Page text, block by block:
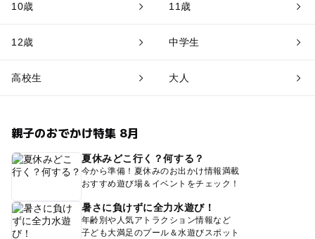
10歳 11歳
12歳 中学生
高校生 大人
親子のおでかけ特集 8月
夏休みどこ行く？何する？
今から準備！夏休みのお出かけ情報満載
おすすめ遊び場＆イベントをチェック！
暑さに負けずに全力水遊び！
年齢別や人気アトラクション情報など
子ども大満足のプール＆水遊びスポット